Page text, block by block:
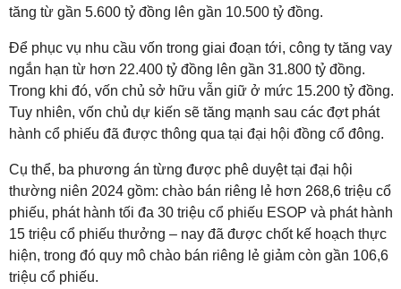
tăng từ gần 5.600 tỷ đồng lên gần 10.500 tỷ đồng.
Để phục vụ nhu cầu vốn trong giai đoạn tới, công ty tăng vay
ngắn hạn từ hơn 22.400 tỷ đồng lên gần 31.800 tỷ đồng.
Trong khi đó, vốn chủ sở hữu vẫn giữ ở mức 15.200 tỷ đồng.
Tuy nhiên, vốn chủ dự kiến sẽ tăng mạnh sau các đợt phát
hành cổ phiếu đã được thông qua tại đại hội đồng cổ đông.
Cụ thể, ba phương án từng được phê duyệt tại đại hội
thường niên 2024 gồm: chào bán riêng lẻ hơn 268,6 triệu cổ
phiếu, phát hành tối đa 30 triệu cổ phiếu ESOP và phát hành
15 triệu cổ phiếu thưởng – nay đã được chốt kế hoạch thực
hiện, trong đó quy mô chào bán riêng lẻ giảm còn gần 106,6
triệu cổ phiếu.